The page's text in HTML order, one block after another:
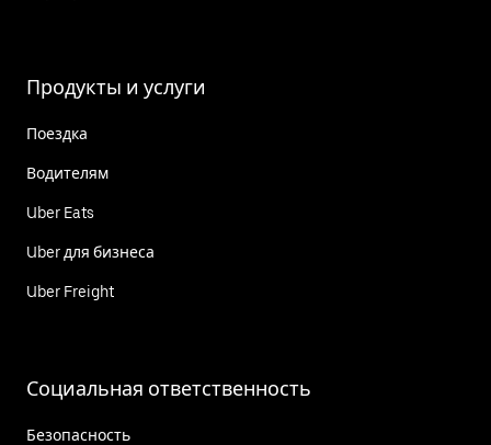
Продукты и услуги
Поездка
Водителям
Uber Eats
Uber для бизнеса
Uber Freight
Социальная ответственность
Безопасность